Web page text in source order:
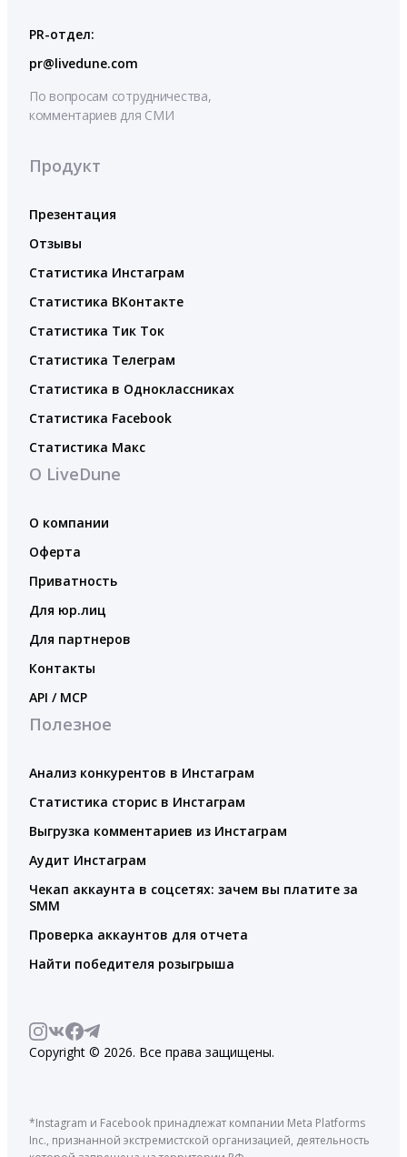
PR-отдел:
pr@livedune.com
По вопросам сотрудничества,
комментариев для СМИ
Продукт
Презентация
Отзывы
Статистика Инстаграм
Статистика ВКонтакте
Статистика Тик Ток
Статистика Телеграм
Статистика в Одноклассниках
Статистика Facebook
Статистика Макс
О LiveDune
О компании
Оферта
Приватность
Для юр.лиц
Для партнеров
Контакты
API / MCP
Полезное
Анализ конкурентов в Инстаграм
Статистика сторис в Инстаграм
Выгрузка комментариев из Инстаграм
Аудит Инстаграм
Чекап аккаунта в соцсетях: зачем вы платите за
SMM
Проверка аккаунтов для отчета
Найти победителя розыгрыша
Copyright © 2026. Все права защищены.
*Instagram и Facebook принадлежат компании Meta Platforms
Inc., признанной экстремистской организацией, деятельность